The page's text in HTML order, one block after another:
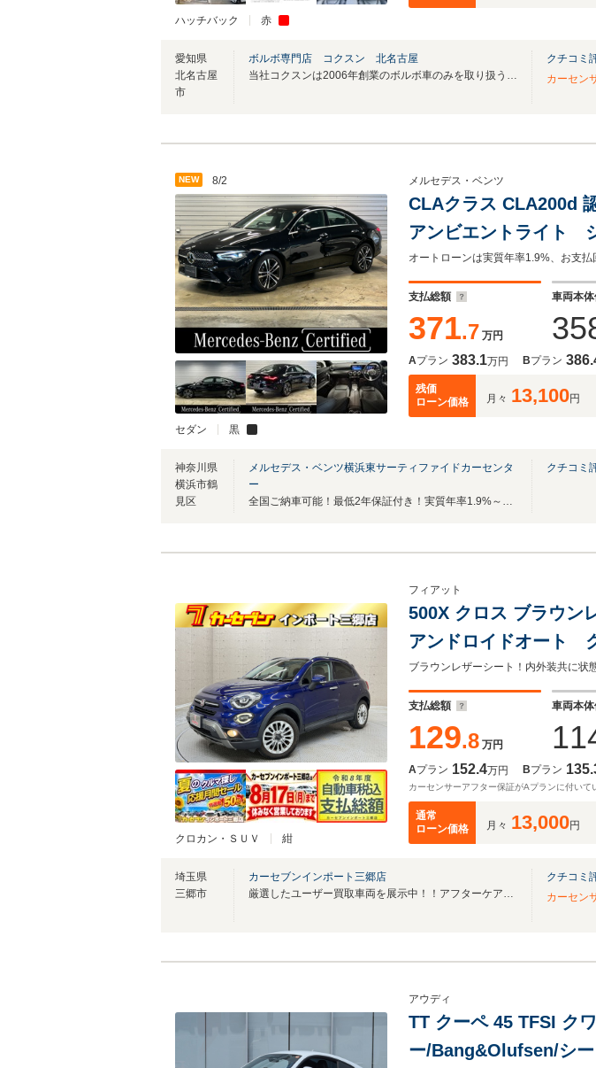
ハッチバック 赤
愛知県
北名古屋
市
ボルボ専門店 コクスン 北名古屋
当社コクスンは2006年創業のボルボ車のみを取り扱う専門店です。
クチコミ
カーセン
NEW 8/2
セダン 黒
メルセデス・ベンツ
CLAクラス CLA200d
アンビエントライト
コーダー ワイヤレ
ラ
支払総額
371.7 万円
車両本
Aプラン 383.1万円 Bプラン
残価
ローン価格
月々 13,100円
神奈川県
横浜市鶴
見区
メルセデス・ベンツ横浜東サーティファイドカーセンタ
ー
全国ご納車可能！最低2年保証付き！実質年率1.9%～（ローン）ご案内可能でございます!
クチコミ
クロカン・ＳＵＶ 紺
フィアット
500X クロス ブラウ
アンドロイドオート
タート ETC
支払総額
129.8 万円
車両本
Aプラン 152.4万円 Bプラン
カーセンサーアフター保証がAプランに付いて
通常
ローン価格
月々 13,000円
埼玉県
三郷市
カーセブンインポート三郷店
厳選したユーザー買取車両を展示中！！アフターケアもお任せください！
クチコミ
カーセン
アウディ
TT クーペ 45 TFSI ク
ー/Bang&Olufsen/シー